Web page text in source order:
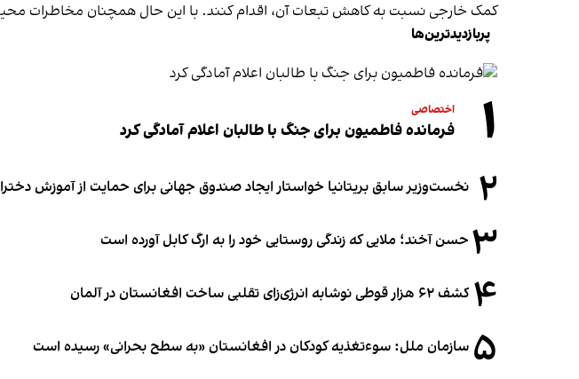
کمک خارجی نسبت به کاهش تبعات آن، اقدام کنند. با این حال همچنان مخاطرات
پربازدیدترین‌ها
۱ اختصاصی
فرمانده فاطمیون برای جنگ با طالبان اعلام آمادگی کرد
۲ نخست‌وزیر سابق بریتانیا خواستار ایجاد صندوق جهانی برای حمایت از آموزش
۳ حسن آخند؛ ملایی که زندگی روستایی خود را به ارگ کابل آورده است
۴ کشف ۶۲ هزار قوطی نوشابه انرژی‌زای تقلبی ساخت افغانستان در آلمان
۵ سازمان ملل: سوء‌تغذیه کودکان در افغانستان «به سطح بحرانی» رسیده است